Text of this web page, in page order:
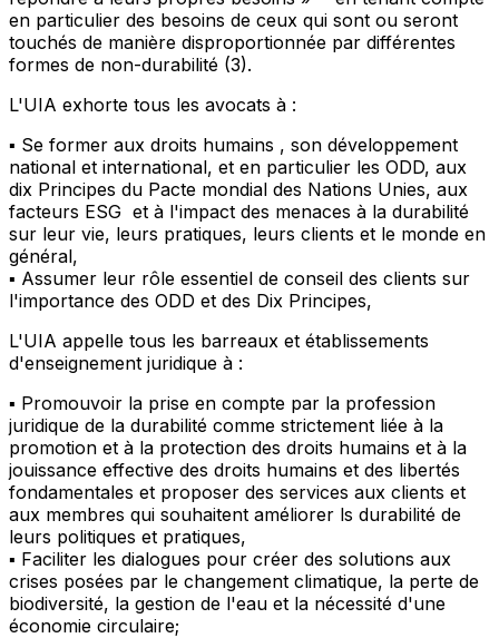
en particulier des besoins de ceux qui sont ou seront
touchés de manière disproportionnée par différentes
formes de non-durabilité (3).
L'UIA exhorte tous les avocats à :
▪ Se former aux droits humains , son développement
national et international, et en particulier les ODD, aux
dix Principes du Pacte mondial des Nations Unies, aux
facteurs ESG et à l'impact des menaces à la durabilité
sur leur vie, leurs pratiques, leurs clients et le monde en
général,
▪ Assumer leur rôle essentiel de conseil des clients sur
l'importance des ODD et des Dix Principes,
L'UIA appelle tous les barreaux et établissements
d'enseignement juridique à :
▪ Promouvoir la prise en compte par la profession
juridique de la durabilité comme strictement liée à la
promotion et à la protection des droits humains et à la
jouissance effective des droits humains et des libertés
fondamentales et proposer des services aux clients et
aux membres qui souhaitent améliorer ls durabilité de
leurs politiques et pratiques,
▪ Faciliter les dialogues pour créer des solutions aux
crises posées par le changement climatique, la perte de
biodiversité, la gestion de l'eau et la nécessité d'une
économie circulaire;